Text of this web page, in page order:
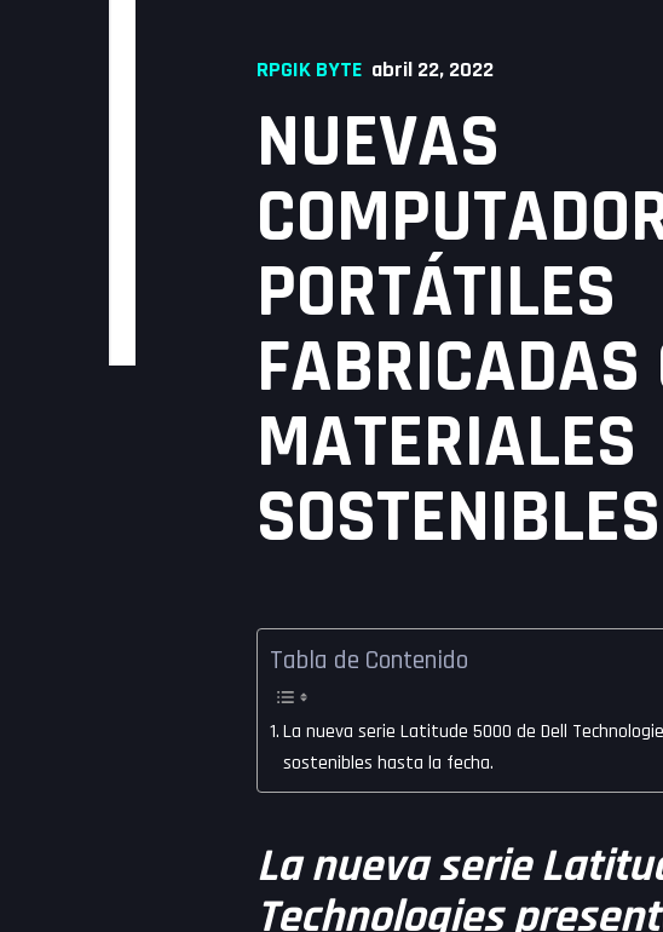
RPGIK BYTE abril 22, 2022
NUEVAS
PORTÁTILES
FABRICADAS
MATERIALES
SOSTENIBLES
Tabla de Contenido
La nueva serie Latitude 5000 de Dell
sostenibles hasta la fecha.
La nueva serie
Technologies